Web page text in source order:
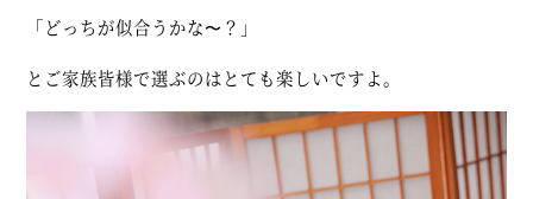
「どっちが似合うかな〜？」
とご家族皆様で選ぶのはとても楽しいですよ。